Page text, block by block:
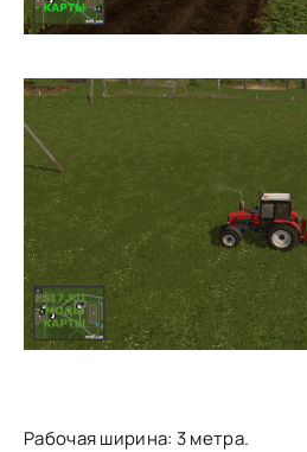
Рабочая ширина: 3 метра.